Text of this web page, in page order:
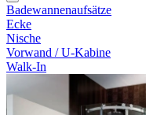
Badewannenaufsätze
Ecke
Nische
Vorwand / U-Kabine
Walk-In